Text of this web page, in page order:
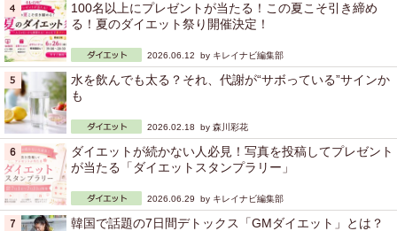
100名以上にプレゼントが当たる！この夏こそ引き締め
る！夏のダイエット祭り開催決定！
2026.06.12 by キレイナビ編集部
水を飲んでも太る？それ、代謝が“サボっている”サインか
も
2026.02.18 by 森川彩花
ダイエットが続かない人必見！写真を投稿してプレゼント
が当たる「ダイエットスタンプラリー」
2026.06.29 by キレイナビ編集部
韓国で話題の7日間デトックス「GMダイエット」とは？